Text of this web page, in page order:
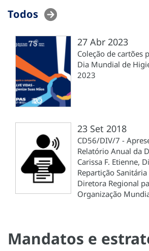
Todos
27 Abr 2023
Coleção de cartões
Dia Mundial de
2023
23 Set 2018
CD56/DIV/7 -
Relatório Anual da
Carissa F. Etienne,
Repartição
Diretora Regional
Organização
Mandatos e